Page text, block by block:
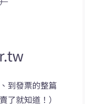
到發票的整篇
了就知道！）